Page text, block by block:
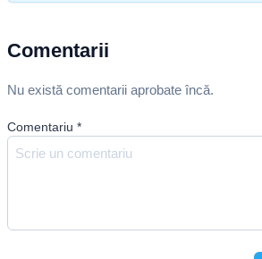
Comentarii
Nu există comentarii aprobate încă.
Comentariu *